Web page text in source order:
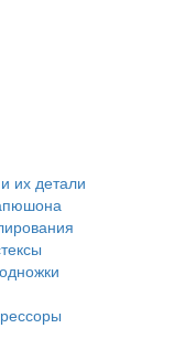
их детали